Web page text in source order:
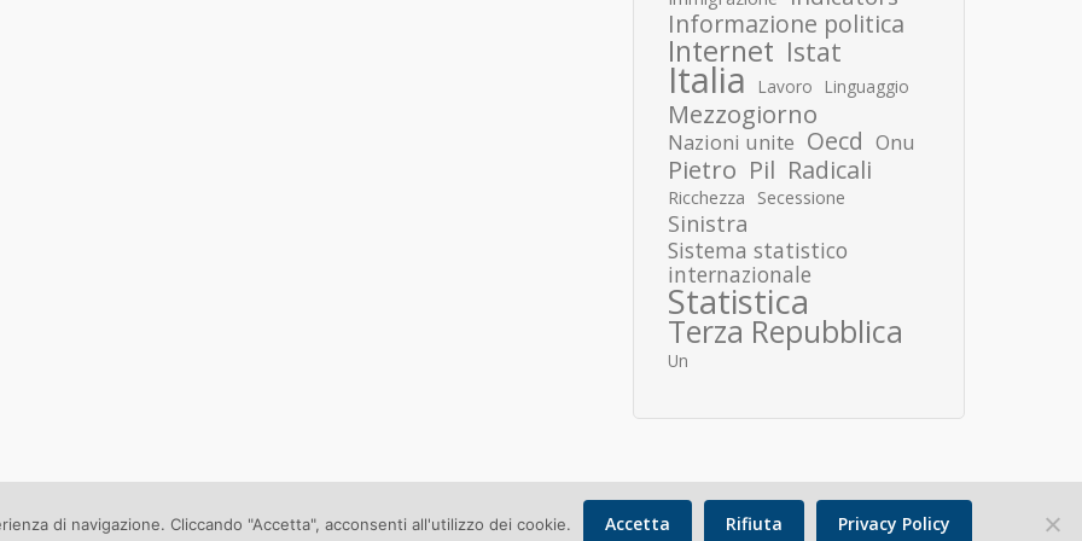
Informazione politica
Internet Istat
Italia Lavoro Linguaggio
Mezzogiorno
Nazioni unite Oecd Onu
Pietro Pil Radicali
Ricchezza Secessione
Sinistra
Sistema statistico
internazionale
Statistica
Terza Repubblica
Un
Copyright © 2026 Donato Speroni |Privacy Policy
di navigazione. Cliccando "Accetta", acconsenti all'utilizzo dei cookie. Accetta Rifiuta Privacy Policy